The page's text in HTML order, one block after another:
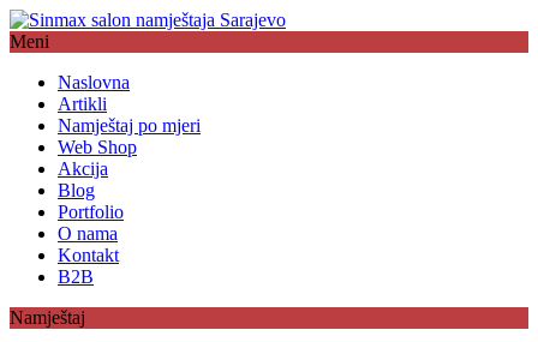
Meni
Naslovna
Artikli
Namještaj po mjeri
Web Shop
Akcija
Blog
Portfolio
O nama
Kontakt
B2B
Namještaj